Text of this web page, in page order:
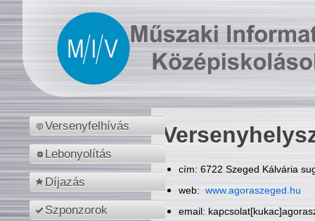
Versenyfelhívás
Lebonyolítás
Díjazás
Szponzorok
cím: 6722 Szeged Kálvária
web: www.agoraszeged.hu
email: